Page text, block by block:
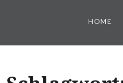
HOME